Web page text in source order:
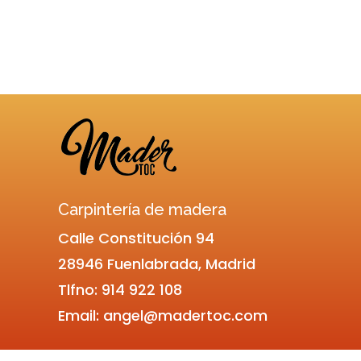
Carpintería de madera
Calle Constitución 94
28946 Fuenlabrada, Madrid
Tlfno: 914 922 108
Email: angel@madertoc.com